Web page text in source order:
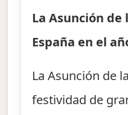
La Asunción de
España en el
La Asunción de
festividad de